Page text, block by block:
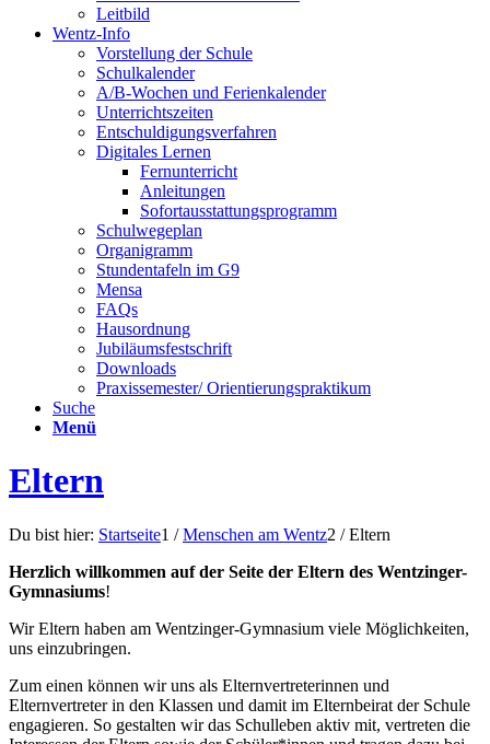
Leitbild
Wentz-Info
Vorstellung der Schule
Schulkalender
A/B-Wochen und Ferienkalender
Unterrichtszeiten
Entschuldigungsverfahren
Digitales Lernen
Fernunterricht
Anleitungen
Sofortausstattungsprogramm
Schulwegeplan
Organigramm
Stundentafeln im G9
Mensa
FAQs
Hausordnung
Jubiläumsfestschrift
Downloads
Praxissemester/ Orientierungspraktikum
Suche
Menü
Eltern
Du bist hier: Startseite1 / Menschen am Wentz2 / Eltern
Herzlich willkommen auf der Seite der Eltern des Wentzinger-
Gymnasiums!
Wir Eltern haben am Wentzinger-Gymnasium viele Möglichkeiten,
uns einzubringen.
Zum einen können wir uns als Elternvertreterinnen und
Elternvertreter in den Klassen und damit im Elternbeirat der Schule
engagieren. So gestalten wir das Schulleben aktiv mit, vertreten die